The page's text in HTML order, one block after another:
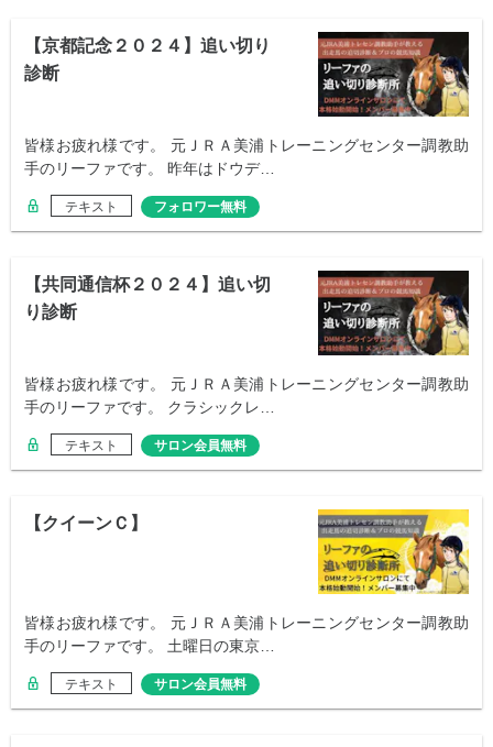
【京都記念２０２４】追い切り
診断
皆様お疲れ様です。 元ＪＲＡ美浦トレーニングセンター調教助
手のリーファです。 昨年はドウデ…
テキスト フォロワー無料
【共同通信杯２０２４】追い切
り診断
皆様お疲れ様です。 元ＪＲＡ美浦トレーニングセンター調教助
手のリーファです。 クラシックレ…
テキスト サロン会員無料
【クイーンＣ】
皆様お疲れ様です。 元ＪＲＡ美浦トレーニングセンター調教助
手のリーファです。 土曜日の東京…
テキスト サロン会員無料